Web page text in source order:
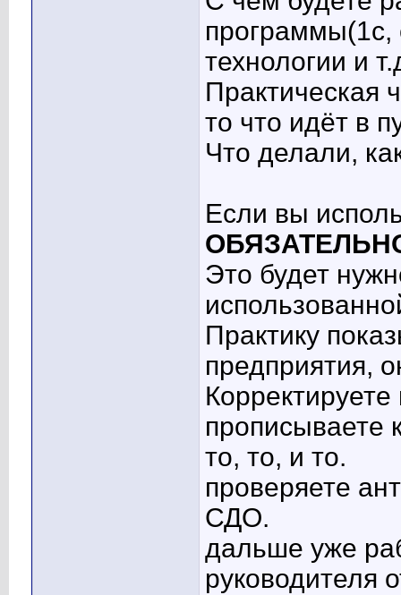
программы(1с,
технологии и
Практическая
то что идёт в
Что делали,
Если вы
Это будет
Практику
предприятия,
прописываете
то, то, и то.
проверяете
СДО.
дальше уже
руководителя